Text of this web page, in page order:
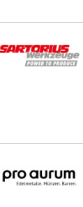
SARTORIUS
pro aurum